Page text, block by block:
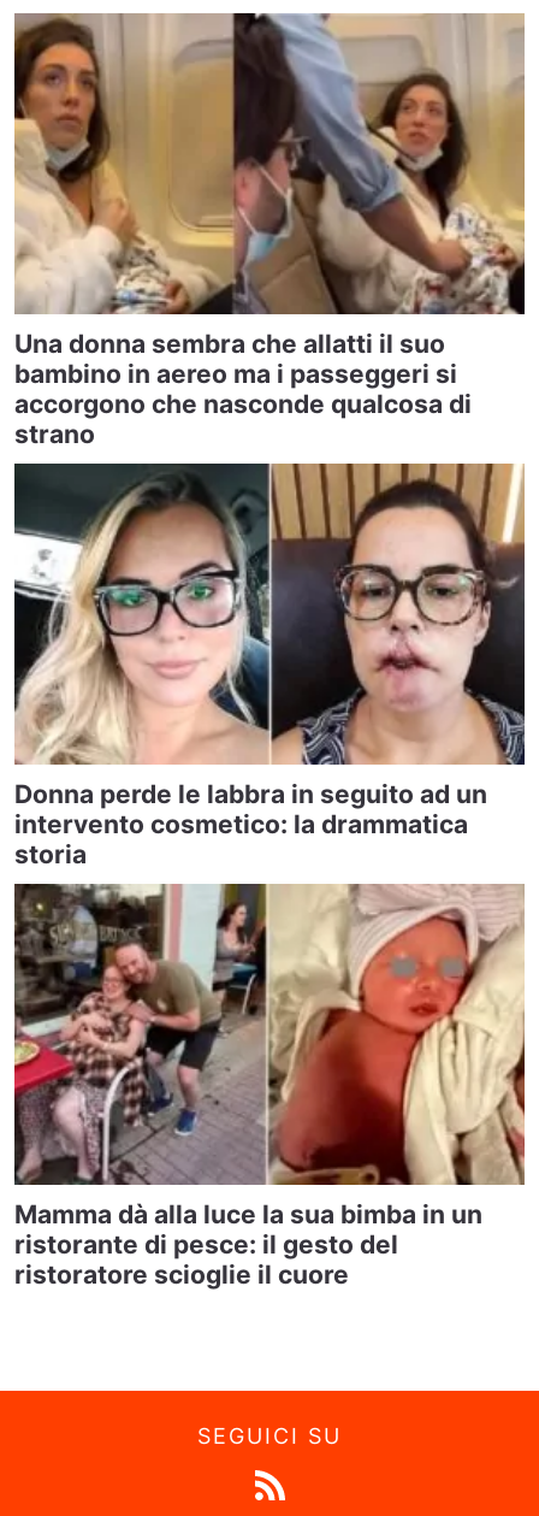
Una donna sembra che allatti il suo
bambino in aereo ma i passeggeri si
accorgono che nasconde qualcosa di
strano
Donna perde le labbra in seguito ad un
intervento cosmetico: la drammatica
storia
Mamma dà alla luce la sua bimba in un
ristorante di pesce: il gesto del
ristoratore scioglie il cuore
SEGUICI SU